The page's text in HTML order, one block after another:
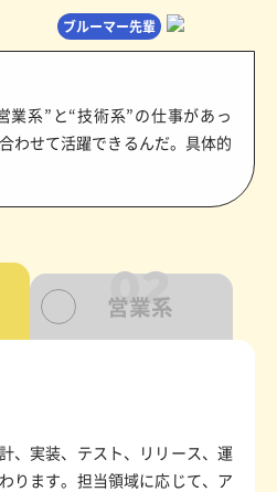
ブルーマー先輩
業系”と“技術系”の仕事があっ
わせて活躍できるんだ。具体的
営業系
、実装、テスト、リリース、運
ります。担当領域に応じて、ア